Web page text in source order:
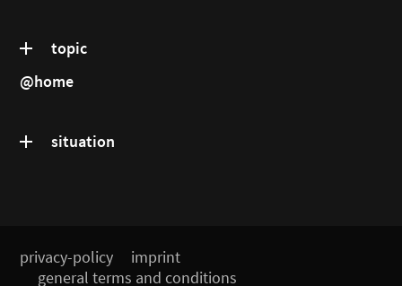
topic
@home
situation
privacy-policy
imprint
general terms and conditions